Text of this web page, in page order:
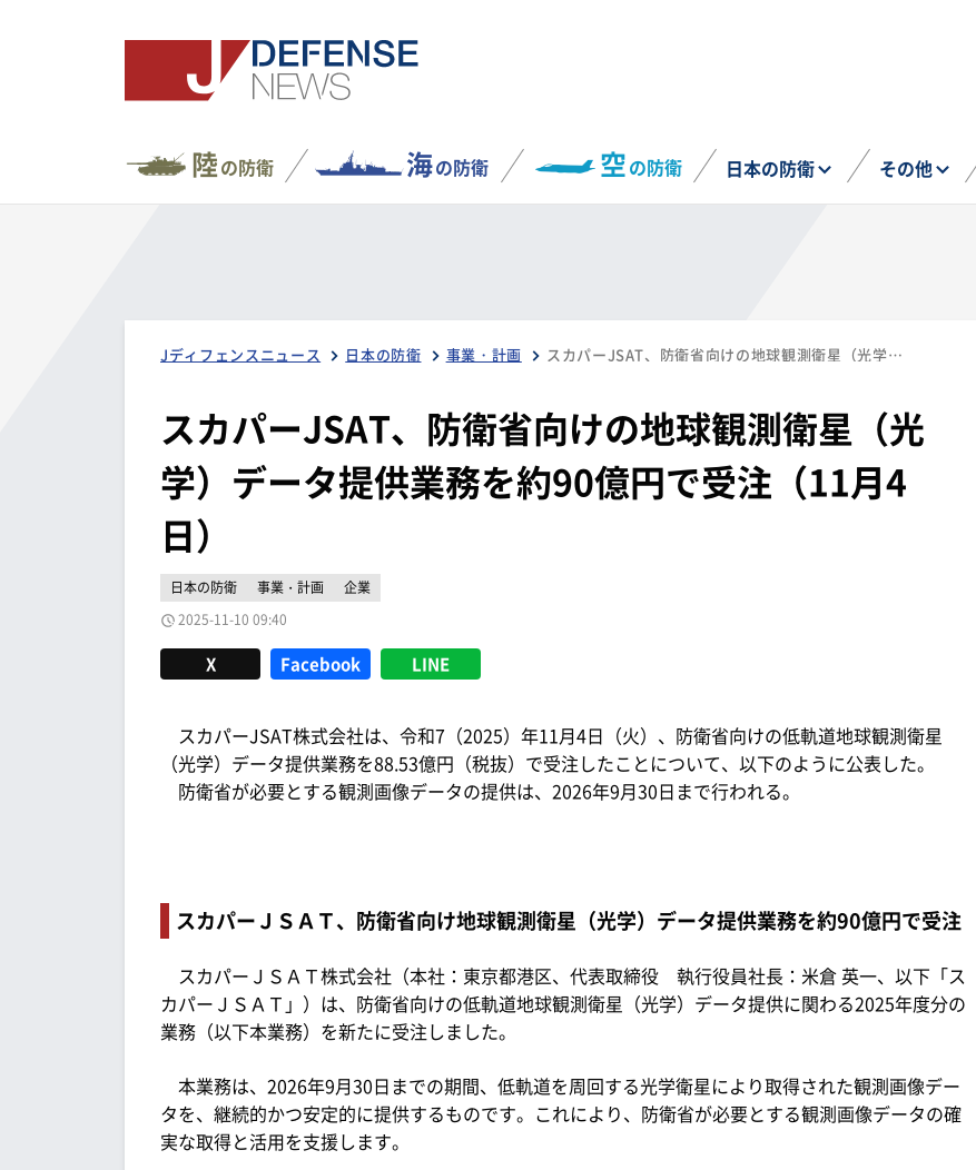
陸の防衛 海の防衛 空の防衛 日本の防衛 その他
Jディフェンスニュース 日本の防衛 事業・計画 スカパーJSAT、防衛省向けの地球観測衛星（光学）データ提供業務を約90億円で受注（11月4日）
スカパーJSAT、防衛省向けの地球観測衛星（光
学）データ提供業務を約90億円で受注（11月4
日）
日本の防衛 事業・計画
企業
2025-11-10 09:40
X Facebook LINE
スカパーJSAT株式会社は、令和7（2025）年11月4日（火）、防衛省向けの低軌道地球観測衛星
（光学）データ提供業務を88.53億円（税抜）で受注したことについて、以下のように公表した。
防衛省が必要とする観測画像データの提供は、2026年9月30日まで行われる。
スカパーＪＳＡＴ、防衛省向け地球観測衛星（光学）データ提供業務を約90億円で受注
スカパーＪＳＡＴ株式会社（本社：東京都港区、代表取締役 執行役員社長：米倉 英一、以下「ス
カパーＪＳＡＴ」）は、防衛省向けの低軌道地球観測衛星（光学）データ提供に関わる2025年度分の
業務（以下本業務）を新たに受注しました。
本業務は、2026年9月30日までの期間、低軌道を周回する光学衛星により取得された観測画像デー
タを、継続的かつ安定的に提供するものです。これにより、防衛省が必要とする観測画像データの確
実な取得と活用を支援します。